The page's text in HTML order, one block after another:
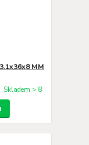
MM
Skladem > 8